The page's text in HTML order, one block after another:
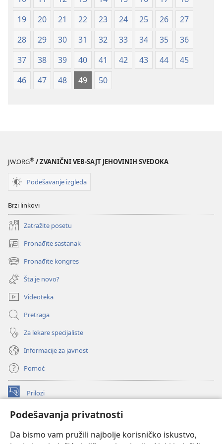
Podešavanja privatnosti
Da bismo vam pružili najbolje korisničko iskustvo,
2019)
2019)
19
20 21 22 23 24 25 26
27
28
29 30 31 32 33 34 35
36
37
38 39 40 41 42 43 44
45
46
47 48 49 50
JW.ORG® / ZVANIČNI VEB-SAJT JEHOVINIH SVEDOKA
Podešavanje izgleda
Brzi linkovi
Zatražite posetu
Pronađite sastanak
(otvara
novi
prozor)
Pronađite kongres
(otvara
novi
prozor)
Šta je novo?
Videoteka
Pretraga
Za lekare specijaliste
Informacije za javnost
Pomoć
Prilozi
(otvara
prozor)ONLAJN BIBLIOTEKA Watchtower
novi